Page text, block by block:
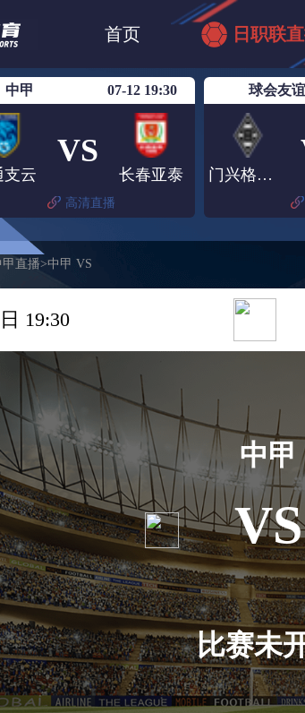
首页 日职联
日篮B1
日职
中甲 07-12 19:30
支云
VS
长春亚泰
高清直播
球会友谊
门兴格拉德巴赫女足
甲直播>中甲 VS
19:30
中甲
VS
比赛未